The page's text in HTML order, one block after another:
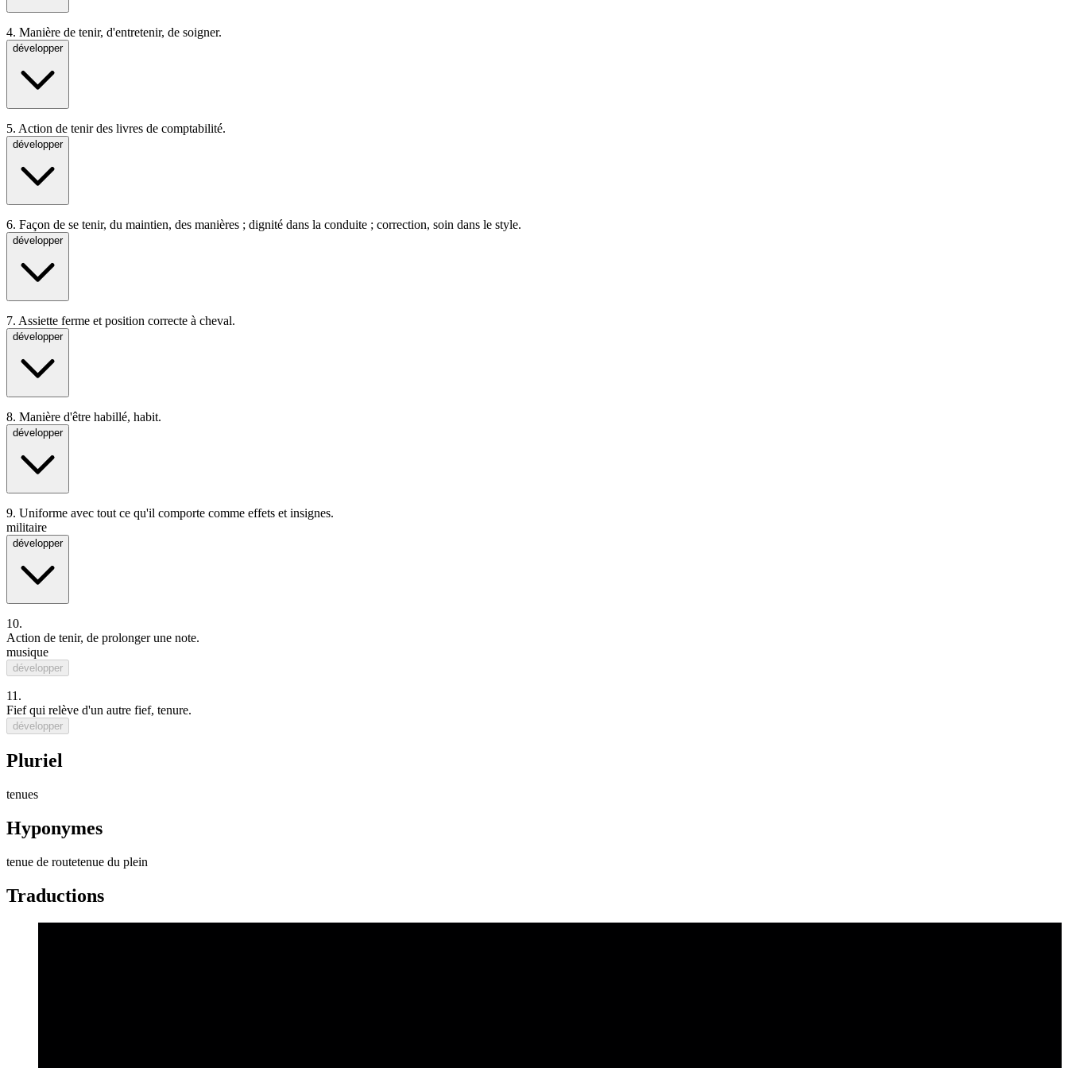
4. Manière de tenir, d'entretenir, de soigner.
développer
5. Action de tenir des livres de comptabilité.
développer
6. Façon de se tenir, du maintien, des manières ; dignité dans la conduite ; correction, soin dans le style.
développer
7. Assiette ferme et position correcte à cheval.
développer
8. Manière d'être habillé, habit.
développer
9. Uniforme avec tout ce qu'il comporte comme effets et insignes.
militaire
développer
10.
Action de tenir, de prolongerune note.
musique
développer
11.
Fiefqui relève d'un autre fief, tenure.
développer
Pluriel
tenues
Hyponymes
tenue de routetenue du plein
Traductions